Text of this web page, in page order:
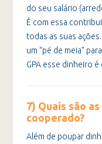
do seu salário
É com essa
todas as suas
um “pé de meia”
GPA esse dinheiro
7) Quais são
cooperado?
Além de poupar